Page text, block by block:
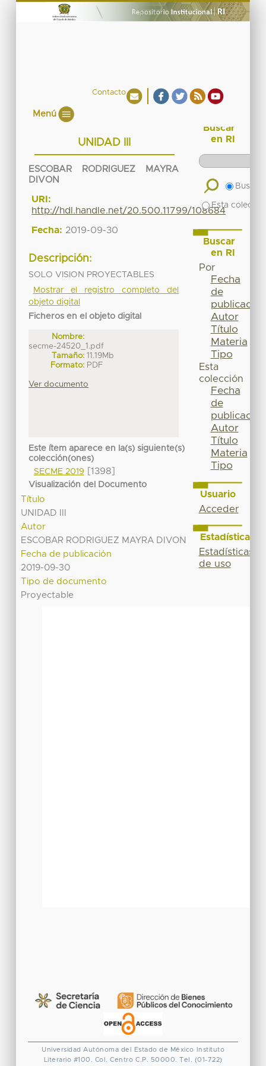
Contacto
Menú
UNIDAD III
ESCOBAR RODRIGUEZ MAYRA
DIVON
URI:
http://hdl.handle.net/20.500.11799/108684
Fecha: 2019-09-30
Descripción:
SOLO VISION PROYECTABLES
Mostrar el registro completo del
objeto digital
Ficheros en el objeto digital
Nombre:
secme-24520_1.pdf
Tamaño: 11.19Mb
Formato: PDF
Ver documento
Este ítem aparece en la(s) siguiente(s)
colección(ones)
SECME 2019
[1398]
Visualización del Documento
Título
UNIDAD III
Autor
ESCOBAR RODRIGUEZ MAYRA DIVON
Fecha de publicación
2019-09-30
Tipo de documento
Proyectable
Buscar
en RI
Buscar
Esta
Buscar
en RI
Por
Fecha
de
publicación
Autor
Título
Materia
Tipo
Esta
colección
Fecha
de
publicación
Autor
Título
Materia
Tipo
Usuario
Acceder
Estadísticas
Estadísticas
de uso
Universidad Autónoma del Estado de México
Instituto
Literario #100. Col. Centro C.P. 50000. Tel. (01-722)